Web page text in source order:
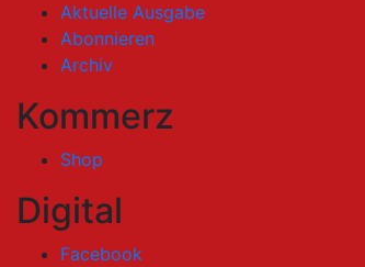
Aktuelle Ausgabe
Abonnieren
Archiv
Kommerz
Shop
Digital
Facebook